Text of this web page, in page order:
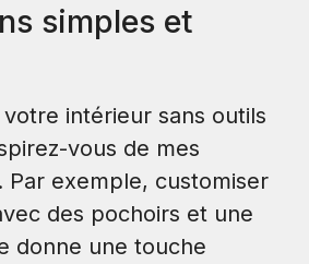
simples et
intérieur sans outils
vous de mes
Par exemple, customiser
des pochoirs et une
donne une touche